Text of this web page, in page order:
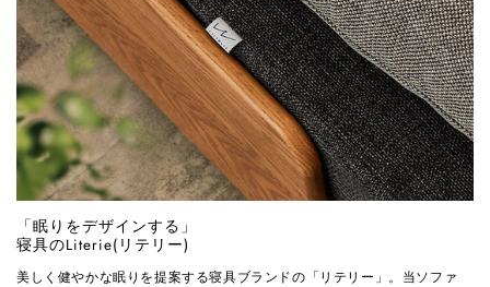
「眠りをデザインする」
寝具のLiterie(リテリー)
美しく健やかな眠りを提案する寝具ブランドの「リテリー」。当ソファ